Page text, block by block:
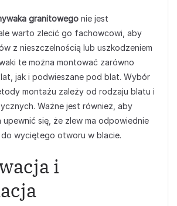
granitowego nie jest
warto zlecić go fachowcowi, aby
z nieszczelnością lub uszkodzeniem
te można montować zarówno
jak i podwieszane pod blat. Wybór
montażu zależy od rodzaju blatu i
Ważne jest również, aby
się, że zlew ma odpowiednie
do wyciętego otworu w blacie.
i